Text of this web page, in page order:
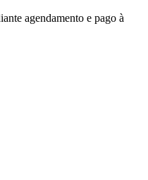
agendamento e pago à